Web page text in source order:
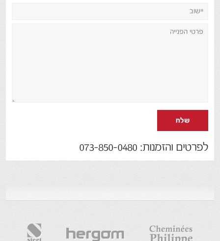
שלח
לפרטים והזמנות: 073-850-0480